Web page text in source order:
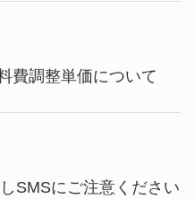
費調整単価について
SMSにご注意ください